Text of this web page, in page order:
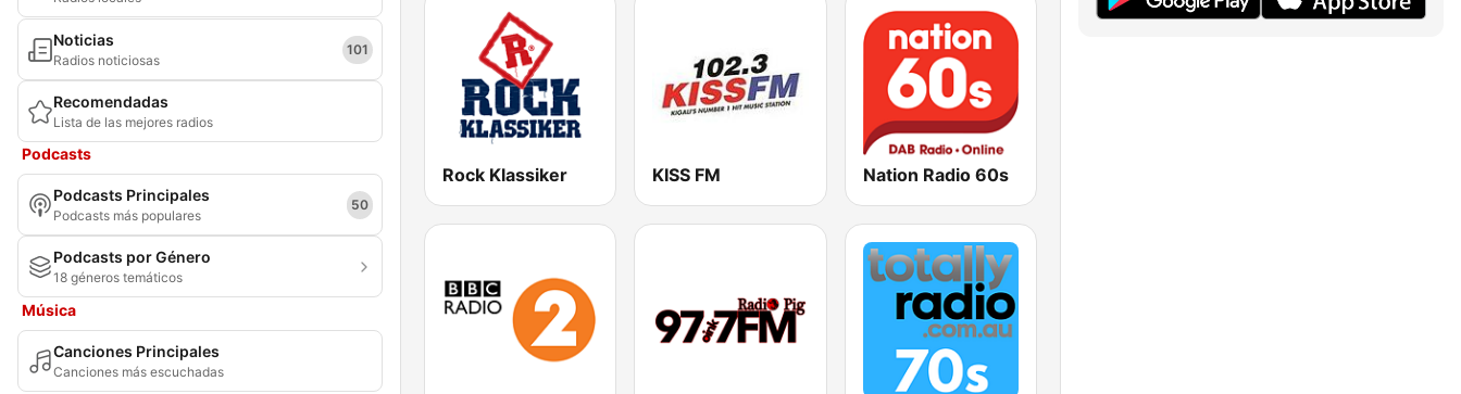
Noticias
Radios noticiosas
101
Recomendadas
Lista de las mejores radios
Podcasts
Podcasts Principales
Podcasts más populares
50
Podcasts por Género
18 géneros temáticos
Música
Canciones Principales
Canciones más escuchadas
Rock Klassiker KISS FM Nation Radio 60s